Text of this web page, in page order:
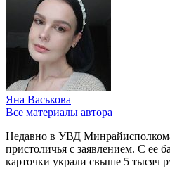
Яна Васькова
Все материалы автора
Недавно в УВД
пристоличья с заявлением. С ее
карточки украли свыше 5 тысяч